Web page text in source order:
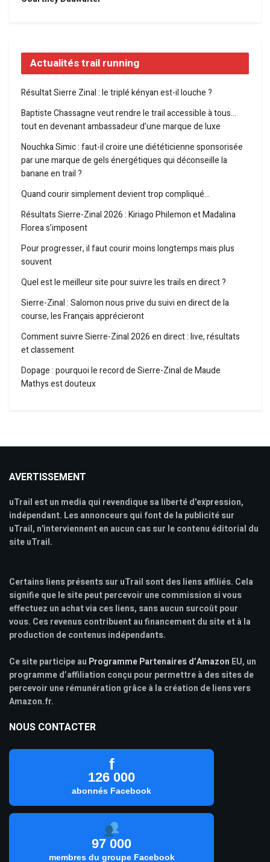
Actualités trail running
Résultat Sierre Zinal : le triplé kényan est-il louche ?
Baptiste Chassagne veut rendre le trail accessible à tous…
tout en devenant ambassadeur d’une marque de luxe
Nouchka Simic : faut-il croire une diététicienne sponsorisée
par une marque de gels énergétiques qui déconseille la
banane en trail ?
Quand courir simplement devient trop compliqué…
Résultats Sierre-Zinal 2026 : Kiriago Philemon et Madalina
Florea s’imposent
Pour progresser, il faut courir moins longtemps mais plus
souvent
Quel est le meilleur site pour suivre les trails en direct ?
Sierre-Zinal : Salomon nous prive du suivi en direct de la
course, les Français apprécieront
Comment suivre Sierre-Zinal 2026 en direct : live, résultats
et classement
Dopage : pourquoi le record de Sierre-Zinal de Maude
Mathys est douteux
AVERTISSEMENT
uTrail est un media qui revendique sa liberté d'expression,
indépendant. Les annonceurs qui font de la publicité sur
uTrail, n'interviennent en aucun cas sur le contenu éditorial du
site uTrail.
Certains liens présents sur uTrail sont des liens affiliés. Cela
signifie que le site peut percevoir une commission si vous
effectuez un achat via ces liens, sans aucun surcoût pour
vous. Ces revenus contribuent au financement du site et à la
production de contenus indépendants.
Ce site participe au Programme Partenaires d’Amazon EU, un
programme d’affiliation conçu pour permettre à des sites de
percevoir une rémunération grâce à la création de liens vers
Amazon.fr.
NOUS CONTACTER
f
126 000
abonnés Facebook
97 000
membres du groupe Facebook